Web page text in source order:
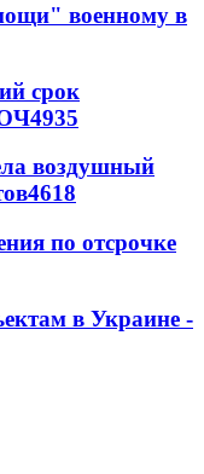
военному в
срок
4935
воздушный
4618
по отсрочке
в Украине -